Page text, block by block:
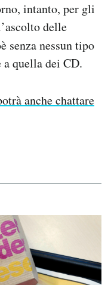
intanto, per gli
delle
senza nessun tipo
quella dei CD.
anche chattare